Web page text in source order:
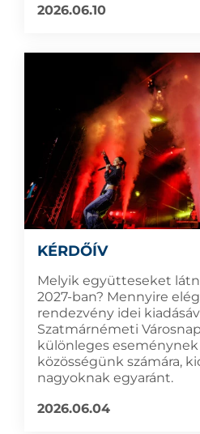
2026.06.10
KÉRDŐÍV
Melyik együtteseket
2027-ban? Mennyire
rendezvény idei
Szatmárnémeti
különleges
közösségünk számára,
nagyoknak egyaránt.
2026.06.04